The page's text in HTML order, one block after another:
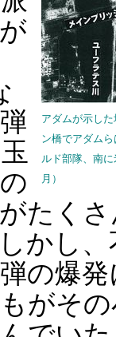
アダムが示し
ン橋でアダム
ルド部隊、南
月）
たく
かし
の爆
がそ